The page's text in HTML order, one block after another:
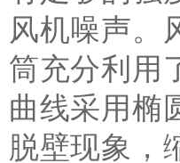
风机噪声。
筒充分利用
曲线采用椭
脱壁现象，